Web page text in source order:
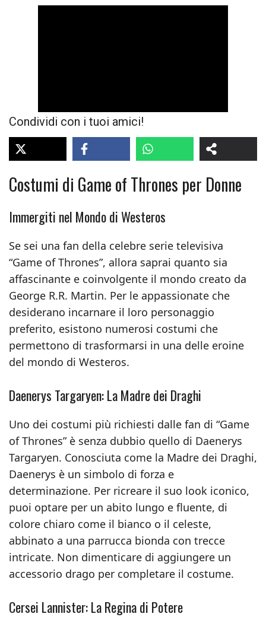
Condividi con i tuoi amici!
Costumi di Game of Thrones per Donne
Immergiti nel Mondo di Westeros
Se sei una fan della celebre serie televisiva
“Game of Thrones”, allora saprai quanto sia
affascinante e coinvolgente il mondo creato da
George R.R. Martin. Per le appassionate che
desiderano incarnare il loro personaggio
preferito, esistono numerosi costumi che
permettono di trasformarsi in una delle eroine
del mondo di Westeros.
Daenerys Targaryen: La Madre dei Draghi
Uno dei costumi più richiesti dalle fan di “Game
of Thrones” è senza dubbio quello di Daenerys
Targaryen. Conosciuta come la Madre dei Draghi,
Daenerys è un simbolo di forza e
determinazione. Per ricreare il suo look iconico,
puoi optare per un abito lungo e fluente, di
colore chiaro come il bianco o il celeste,
abbinato a una parrucca bionda con trecce
intricate. Non dimenticare di aggiungere un
accessorio drago per completare il costume.
Cersei Lannister: La Regina di Potere